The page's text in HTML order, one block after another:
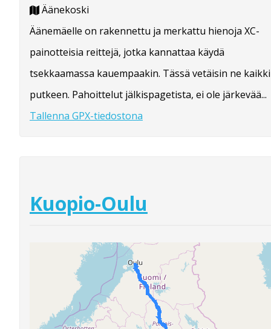
Äänekoski
Äänemäelle on rakennettu ja merkattu hienoja XC-
painotteisia reittejä, jotka kannattaa käydä
tsekkaamassa kauempaakin. Tässä vetäisin ne kaikki
putkeen. Pahoittelut jälkispagetista, ei ole järkevää...
Tallenna GPX-tiedostona
Kuopio-Oulu